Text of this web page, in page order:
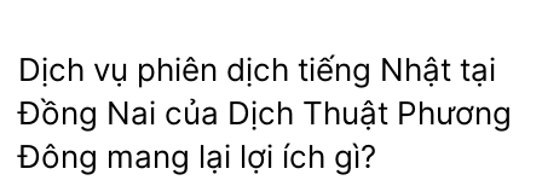
Dịch vụ phiên dịch tiếng Nhật tại
Đồng Nai của Dịch Thuật Phương
Đông mang lại lợi ích gì?